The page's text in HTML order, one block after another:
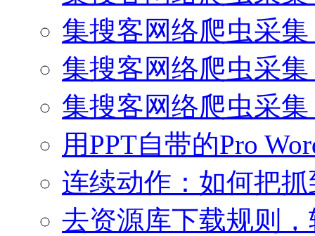
集搜客网络爬虫采
集搜客网络爬虫采
集搜客网络爬虫采
用PPT自带的Pro
连续动作：如何把
去资源库下载规则